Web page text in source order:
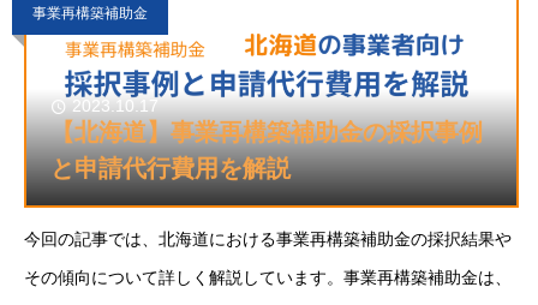
事業再構築補助金
2023.10.17
【北海道】事業再構築補助金の採択事例
と申請代行費用を解説
今回の記事では、北海道における事業再構築補助金の採択結果や
その傾向について詳しく解説しています。事業再構築補助金は、